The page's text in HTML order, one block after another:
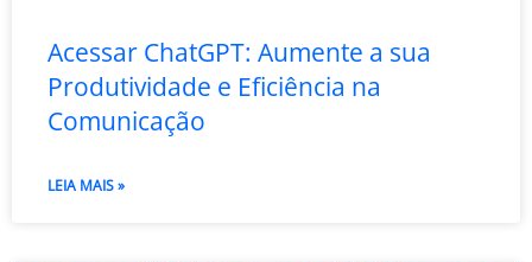
Acessar ChatGPT: Aumente a sua
Produtividade e Eficiência na
Comunicação
LEIA MAIS »